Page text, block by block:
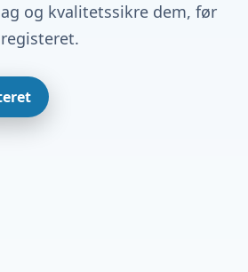
og kvalitetssikre dem, før